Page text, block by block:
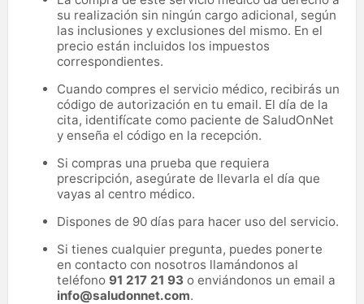
su realización sin ningún cargo adicional, según
las inclusiones y exclusiones del mismo. En el
precio están incluidos los impuestos
correspondientes.
Cuando compres el servicio médico, recibirás un
código de autorización en tu email. El día de la
cita, identifícate como paciente de SaludOnNet
y enseña el código en la recepción.
Si compras una prueba que requiera
prescripción, asegúrate de llevarla el día que
vayas al centro médico.
Dispones de 90 días para hacer uso del servicio.
Si tienes cualquier pregunta, puedes ponerte
en contacto con nosotros llamándonos al
teléfono 91 217 21 93 o enviándonos un email a
info@saludonnet.com.